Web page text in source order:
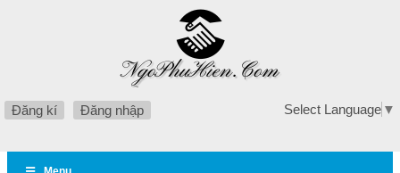
Đăng kí Đăng nhập Select Language ▼